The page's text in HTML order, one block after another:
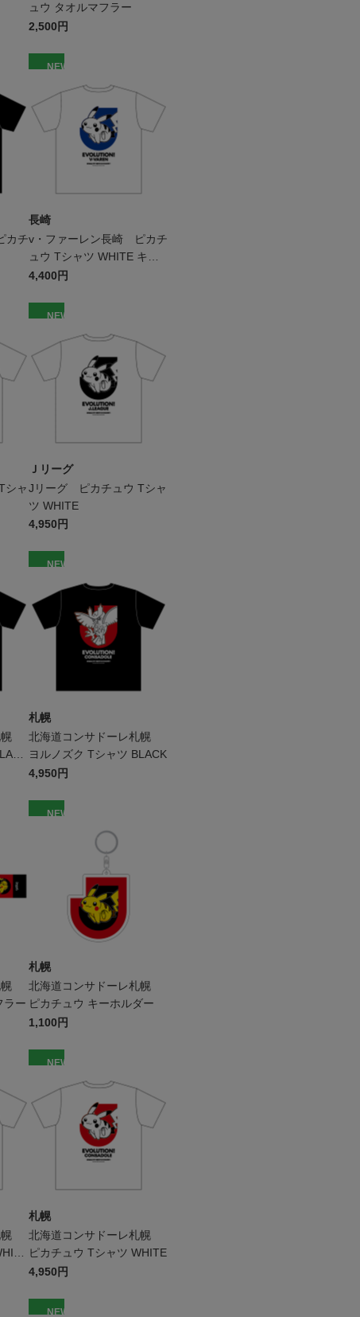
ュウ タオルマフラー
2,500円
カチ
NEW
長崎
v・ファーレン長崎 ピカチ
ュウ Tシャツ WHITE キッ
ズ
4,400円
シャ
NEW
Ｊリーグ
Jリーグ ピカチュウ Tシャ
ツ WHITE
4,950円
幌
NEW
札幌
北海道コンサドーレ札幌
ヨルノズク Tシャツ BLACK
4,950円
幌
ラー
NEW
札幌
北海道コンサドーレ札幌
ピカチュウ キーホルダー
1,100円
幌
NEW
札幌
北海道コンサドーレ札幌
ピカチュウ Tシャツ WHITE
4,950円
NEW